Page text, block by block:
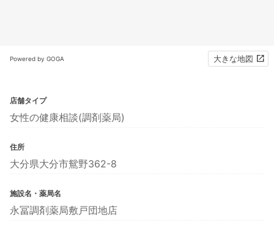
Powered by GOGA 大きな地図
店舗タイプ
女性の健康相談(調剤薬局)
住所
大分県大分市鴛野362-8
施設名・薬局名
永冨調剤薬局敷戸団地店